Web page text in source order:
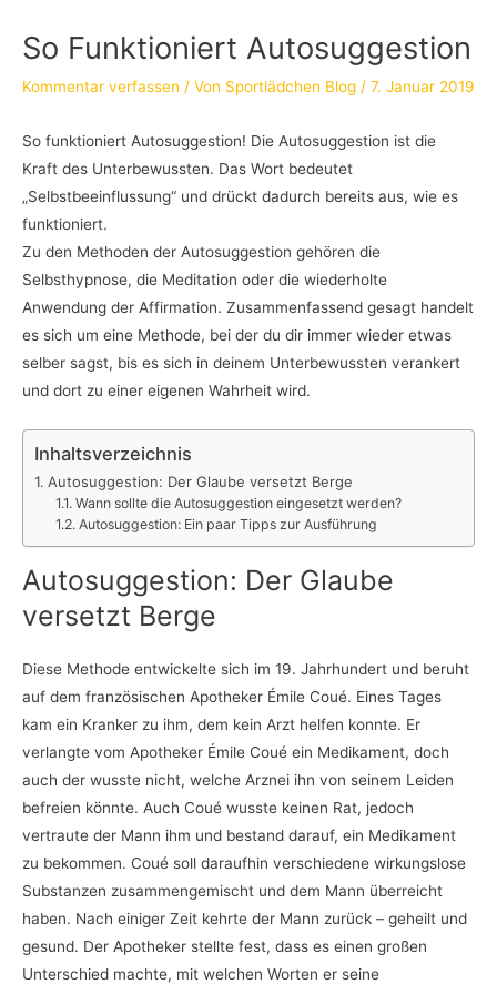
So Funktioniert Autosuggestion
Kommentar verfassen / Von Sportlädchen Blog / 7. Januar 2019
So funktioniert Autosuggestion! Die Autosuggestion ist die
Kraft des Unterbewussten. Das Wort bedeutet
„Selbstbeeinflussung“ und drückt dadurch bereits aus, wie es
funktioniert.
Zu den Methoden der Autosuggestion gehören die
Selbsthypnose, die Meditation oder die wiederholte
Anwendung der Affirmation. Zusammenfassend gesagt handelt
es sich um eine Methode, bei der du dir immer wieder etwas
selber sagst, bis es sich in deinem Unterbewussten verankert
und dort zu einer eigenen Wahrheit wird.
Inhaltsverzeichnis
Autosuggestion: Der Glaube versetzt Berge
Wann sollte die Autosuggestion eingesetzt werden?
Autosuggestion: Ein paar Tipps zur Ausführung
Autosuggestion: Der Glaube
versetzt Berge
Diese Methode entwickelte sich im 19. Jahrhundert und beruht
auf dem französischen Apotheker Émile Coué. Eines Tages
kam ein Kranker zu ihm, dem kein Arzt helfen konnte. Er
verlangte vom Apotheker Émile Coué ein Medikament, doch
auch der wusste nicht, welche Arznei ihn von seinem Leiden
befreien könnte. Auch Coué wusste keinen Rat, jedoch
vertraute der Mann ihm und bestand darauf, ein Medikament
zu bekommen. Coué soll daraufhin verschiedene wirkungslose
Substanzen zusammengemischt und dem Mann überreicht
haben. Nach einiger Zeit kehrte der Mann zurück – geheilt und
gesund. Der Apotheker stellte fest, dass es einen großen
Unterschied machte, mit welchen Worten er seine